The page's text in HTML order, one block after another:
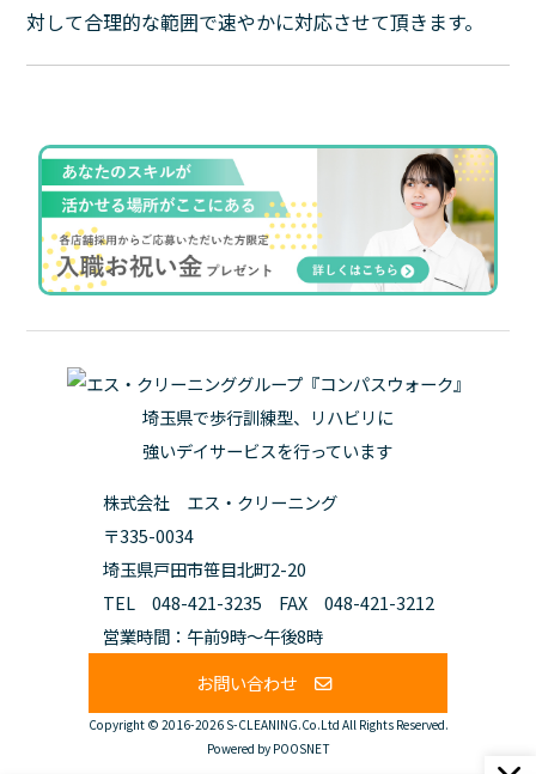
対して合理的な範囲で速やかに対応させて頂きます。
埼玉県で歩行訓練型、リハビリに
強いデイサービスを行っています
株式会社 エス・クリーニング
〒335-0034
埼玉県戸田市笹目北町2-20
TEL 048-421-3235 FAX 048-421-3212
営業時間：午前9時～午後8時
お問い合わせ
Copyright © 2016-2026 S-CLEANING.Co.Ltd All Rights Reserved.
Powered by POOSNET